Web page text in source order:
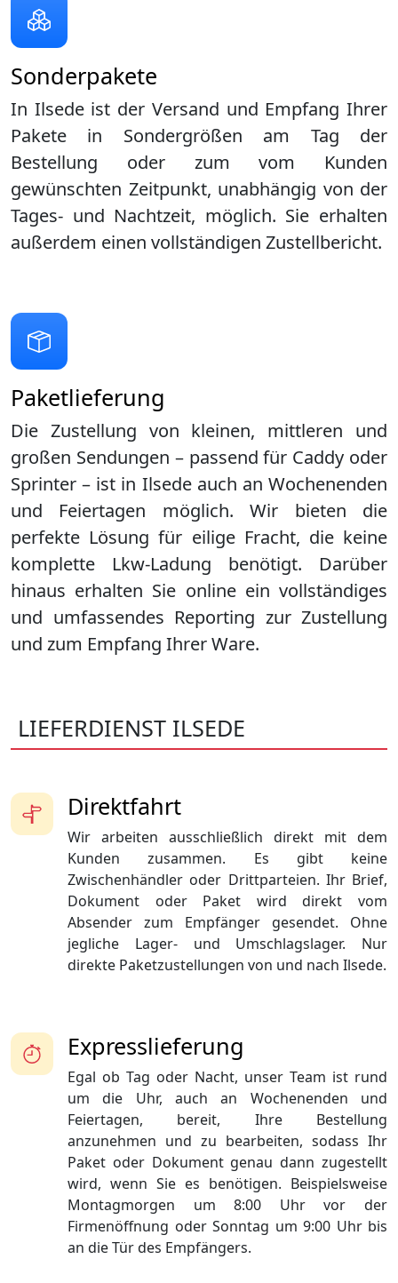
Paketlieferung
Die Zustellung von kleinen, mittleren und
großen Sendungen – passend für Caddy oder
Sprinter – ist in Ilsedeauch an Wochenenden
und Feiertagen möglich. Wir bieten die
perfekte Lösung für eilige Fracht, die keine
komplette Lkw-Ladung benötigt. Darüber
hinaus erhalten Sie online ein vollständiges
und umfassendes Reporting zur Zustellung
und zum Empfang Ihrer Ware.
Sonderpakete
In Ilsede ist der Versand und Empfang Ihrer
Pakete in Sondergrößen am Tag der
Bestellung oder zum vom Kunden
gewünschten Zeitpunkt, unabhängig von der
Tages- und Nachtzeit, möglich. Sie erhalten
außerdem einen vollständigen Zustellbericht.
LIEFERDIENST ILSEDE
Direktfahrt
Wir arbeiten ausschließlich direkt mit dem
Kunden zusammen. Es gibt keine
Zwischenhändler oder Drittparteien. Ihr Brief,
Dokument oder Paket wird direkt vom
Absender zum Empfänger gesendet. Ohne
jegliche Lager- und Umschlagslager. Nur
direkte Paketzustellungen von und nach Ilsede.
Expresslieferung
Egal ob Tag oder Nacht, unser Team ist rund
um die Uhr, auch an Wochenenden und
Feiertagen, bereit, Ihre Bestellung
anzunehmen und zu bearbeiten, sodass Ihr
Paket oder Dokument genau dann zugestellt
wird, wenn Sie es benötigen. Beispielsweise
Montagmorgen um 8:00 Uhr vor der
Firmenöffnung oder Sonntag um 9:00 Uhr bis
an die Tür des Empfängers.